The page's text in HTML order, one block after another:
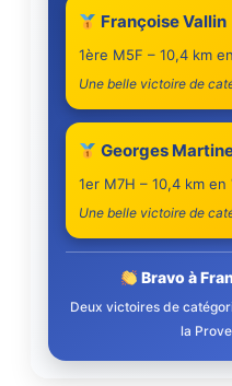
Françoise Vallin
1ère M5F – 10,4 km en
Une belle victoire de
Georges
1er M7H – 10,4 km en
Une belle victoire de
Bravo à
Deux victoires de
la